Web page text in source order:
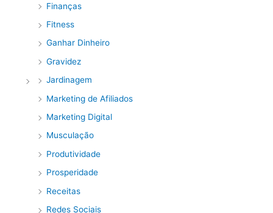
Finanças
Fitness
Ganhar Dinheiro
Gravidez
Jardinagem
Marketing de Afiliados
Marketing Digital
Musculação
Produtividade
Prosperidade
Receitas
Redes Sociais